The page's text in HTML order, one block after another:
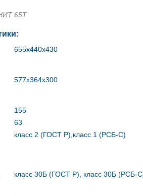
65Т
655x440x430
577x364x300
155
63
класс 2 (ГОСТ Р),класс 1 (РСБ-С)
класс 30Б (ГОСТ Р), класс 30Б (РСБ-